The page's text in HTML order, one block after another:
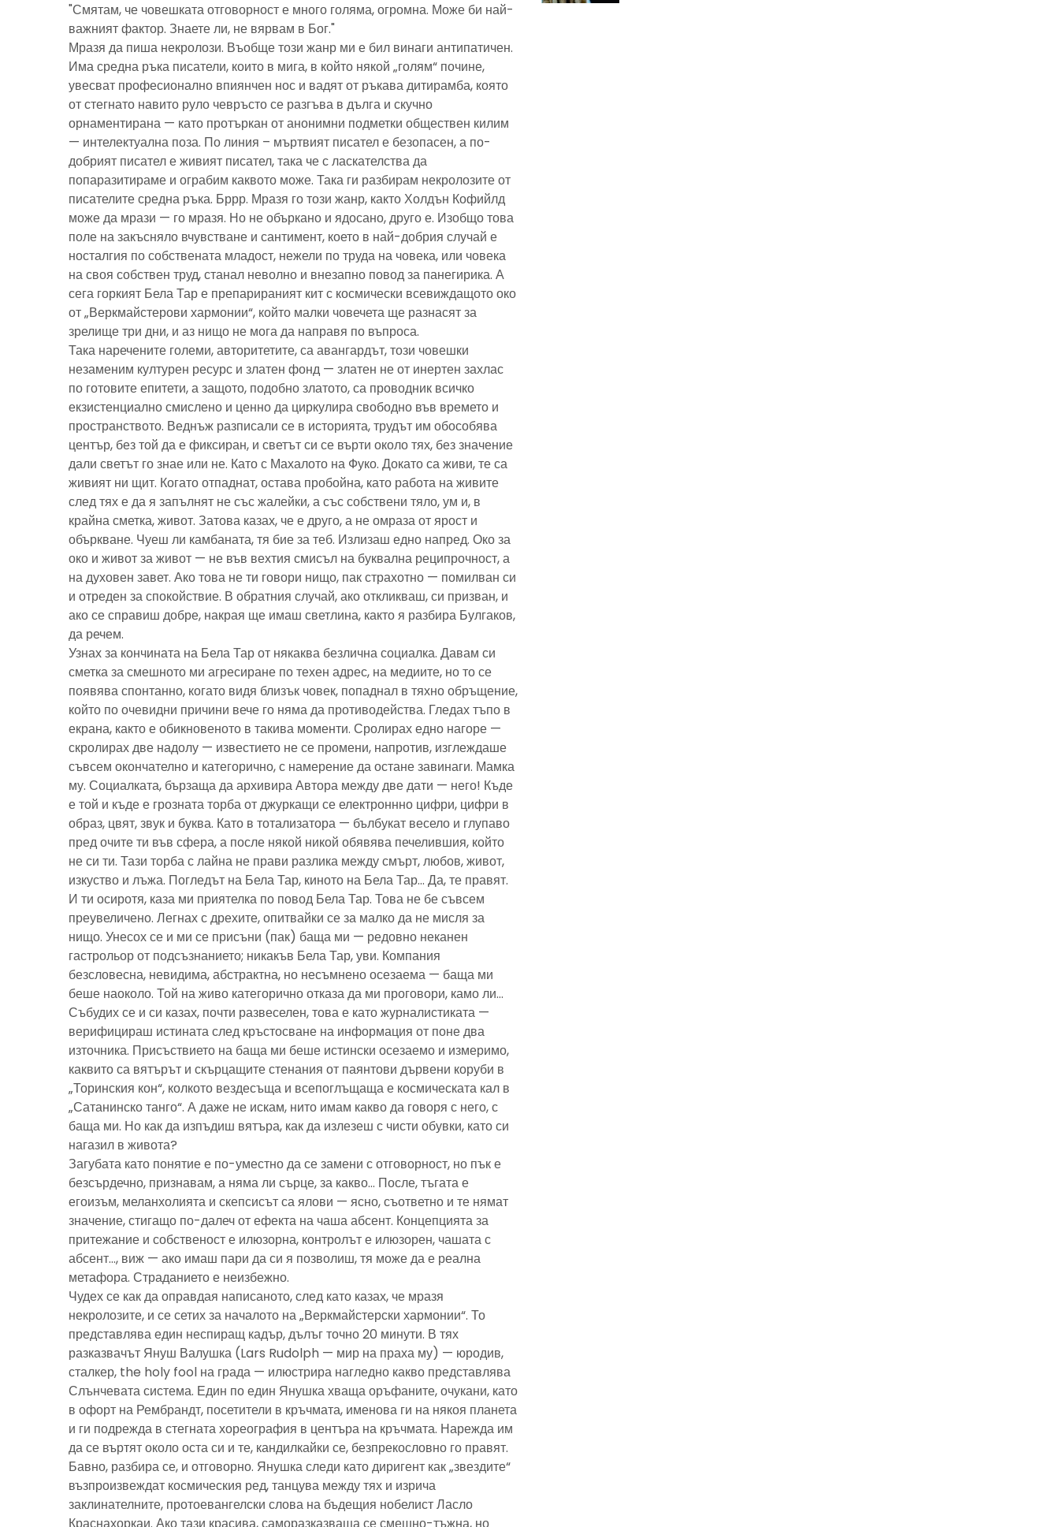
"Смятам, че човешката отговорност е много голяма, огромна. Може би най-
важният фактор. Знаете ли, не вярвам в Бог."
Мразя да пиша некролози. Въобще този жанр ми е бил винаги антипатичен.
Има средна ръка писатели, които в мига, в който някой „голям“ почине,
увесват професионално впиянчен нос и вадят от ръкава дитирамба, която
от стегнато навито руло чевръсто се разгъва в дълга и скучно
орнаментирана — като протъркан от анонимни подметки обществен килим
— интелектуална поза. По линия – мъртвият писател е безопасен, а по-
добрият писател е живият писател, така че с ласкателства да
попаразитираме и ограбим каквото може. Така ги разбирам некролозите от
писателите средна ръка. Бррр. Мразя го този жанр, както Холдън Кофийлд
може да мрази — го мразя. Но не объркано и ядосано, друго е. Изобщо това
поле на закъсняло вчувстване и сантимент, което в най-добрия случай е
носталгия по собствената младост, нежели по труда на човека, или човека
на своя собствен труд, станал неволно и внезапно повод за панегирика. А
сега горкият Бела Тар е препарираният кит с космически всевиждащото око
от „Веркмайстерови хармонии“, който малки човечета ще разнасят за
зрелище три дни, и аз нищо не мога да направя по въпроса.
Така наречените големи, авторитетите, са авангардът, този човешки
незаменим културен ресурс и златен фонд — златен не от инертен захлас
по готовите епитети, а защото, подобно златото, са проводник всичко
екзистенциално смислено и ценно да циркулира свободно във времето и
пространството. Веднъж разписали се в историята, трудът им обособява
център, без той да е фиксиран, и светът си се върти около тях, без значение
дали светът го знае или не. Като с Махалото на Фуко. Докато са живи, те са
живият ни щит. Когато отпаднат, остава пробойна, като работа на живите
след тях е да я запълнят не със жалейки, а със собствени тяло, ум и, в
крайна сметка, живот. Затова казах, че е друго, а не омраза от ярост и
объркване. Чуеш ли камбаната, тя бие за теб. Излизаш едно напред. Око за
око и живот за живот — не във вехтия смисъл на буквална реципрочност, а
на духовен завет. Ако това не ти говори нищо, пак страхотно — помилван си
и отреден за спокойствие. В обратния случай, ако откликваш, си призван, и
ако се справиш добре, накрая ще имаш светлина, както я разбира Булгаков,
да речем.
Узнах за кончината на Бела Тар от някаква безлична социалка. Давам си
сметка за смешното ми агресиране по техен адрес, на медиите, но то се
появява спонтанно, когато видя близък човек, попаднал в тяхно обръщение,
който по очевидни причини вече го няма да противодейства. Гледах тъпо в
екрана, както е обикновеното в такива моменти. Сролирах едно нагоре —
скролирах две надолу — известието не се промени, напротив, изглеждаше
съвсем окончателно и категорично, с намерение да остане завинаги. Мамка
му. Социалката, бързаща да архивира Автора между две дати — него! Къде
е той и къде е грозната торба от джуркащи се електроннно цифри, цифри в
образ, цвят, звук и буква. Като в тотализатора — бълбукат весело и глупаво
пред очите ти във сфера, а после някой никой обявява печелившия, който
не си ти. Тази торба с лайна не прави разлика между смърт, любов, живот,
изкуство и лъжа. Погледът на Бела Тар, киното на Бела Тар… Да, те правят.
И ти осиротя, каза ми приятелка по повод Бела Тар. Това не бе съвсем
преувеличено. Легнах с дрехите, опитвайки се за малко да не мисля за
нищо. Унесох се и ми се присъни (пак) баща ми — редовно неканен
гастрольор от подсъзнанието; никакъв Бела Тар, уви. Компания
безсловесна, невидима, абстрактна, но несъмнено осезаема — баща ми
беше наоколо. Той на живо категорично отказа да ми проговори, камо ли…
Събудих се и си казах, почти развеселен, това е като журналистиката —
верифицираш истината след кръстосване на информация от поне два
източника. Присъствието на баща ми беше истински осезаемо и измеримо,
каквито са вятърът и скърцащите стенания от паянтови дървени коруби в
„Торинския кон“, колкото вездесъща и всепоглъщаща е космическата кал в
„Сатанинско танго“. А даже не искам, нито имам какво да говоря с него, с
баща ми. Но как да изпъдиш вятъра, как да излезеш с чисти обувки, като си
нагазил в живота?
Загубата като понятие е по-уместно да се замени с отговорност, но пък е
безсърдечно, признавам, а няма ли сърце, за какво… После, тъгата е
егоизъм, меланхолията и скепсисът са ялови — ясно, съответно и те нямат
значение, стигащо по-далеч от ефекта на чаша абсент. Концепцията за
притежание и собственост е илюзорна, контролът е илюзорен, чашата с
абсент…, виж — ако имаш пари да си я позволиш, тя може да е реална
метафора. Страданието е неизбежно.
Чудех се как да оправдая написаното, след като казах, че мразя
некролозите, и се сетих за началото на „Веркмайстерски хармонии“. То
представлява един неспиращ кадър, дълъг точно 20 минути. В тях
разказвачът Януш Валушка (Lars Rudolph — мир на праха му) — юродив,
сталкер, the holy fool на града — илюстрира нагледно какво представлява
Слънчевата система. Един по един Янушка хваща оръфаните, очукани, като
в офорт на Рембрандт, посетители в кръчмата, именова ги на някоя планета
и ги подрежда в стегната хореография в центъра на кръчмата. Нарежда им
да се въртят около оста си и те, кандилкайки се, безпрекословно го правят.
Бавно, разбира се, и отговорно. Янушка следи като диригент как „звездите“
възпроизвеждат космическия ред, танцува между тях и изрича
заклинателните, протоевангелски слова на бъдещия нобелист Ласло